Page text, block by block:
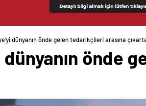
dünyanın önde gelen tedarikçileri arasına
önde